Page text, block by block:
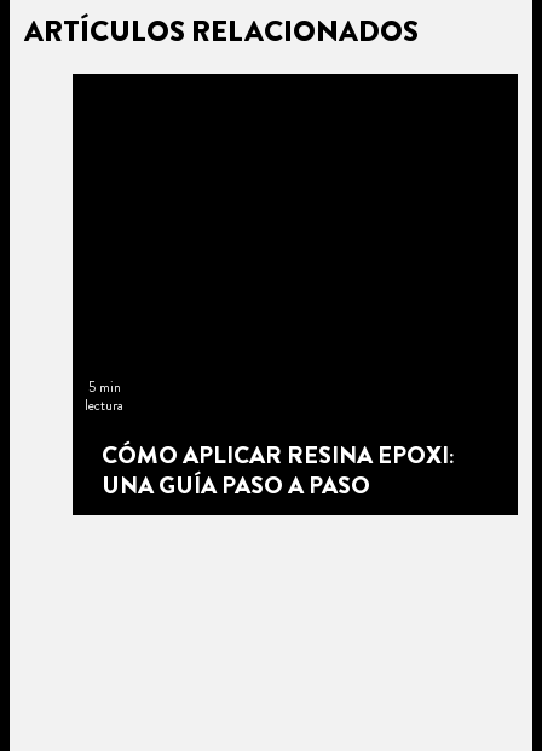
ARTÍCULOS RELACIONADOS
5 min
lectura
CÓMO APLICAR RESINA EPOXI:
UNA GUÍA PASO A PASO